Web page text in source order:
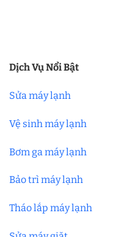
Dịch Vụ Nổi Bật
Sửa máy lạnh
Vệ sinh máy lạnh
Bơm ga máy lạnh
Bảo trì máy lạnh
Tháo lắp máy lạnh